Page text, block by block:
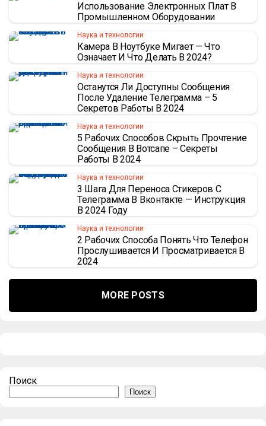
Использование Электронных Плат В
Промышленном Оборудовании
Наука и технологии
Камера В Ноутбуке Мигает — Что
Означает И Что Делать В 2024?
Наука и технологии
Останутся Ли Доступны Сообщения
После Удаление Телеграмма – 5
Секретов Работы В 2024
Наука и технологии
5 Рабочих Способов Скрыть Прочтение
Сообщения В Вотсапе – Секреты
Работы В 2024
Наука и технологии
3 Шага Для Переноса Стикеров С
Телеграмма В Вконтакте — Инструкция
В 2024 Году
Наука и технологии
2 Рабочих Способа Понять Что Телефон
Прослушивается И Просматривается В
2024
MORE POSTS
Поиск
Поиск